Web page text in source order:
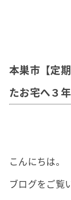
本巣市【定
たお宅へ３
こんにちは。
ブログをご覧